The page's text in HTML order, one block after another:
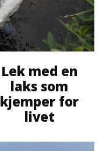
Lek med en
laks som
kjemper for
livet